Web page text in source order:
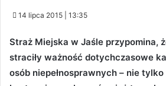
14 lipca 2015 | 13:35
Straż Miejska w Jaśle przypomina,
straciły ważność dotychczasowe
osób niepełnosprawnych – nie